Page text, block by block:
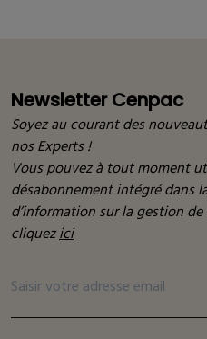
Newsletter Cenpac
Soyez au courant des
nos Experts !
Vous pouvez à tout moment
désabonnement intégré dans
d’information sur la gestion
cliquezici